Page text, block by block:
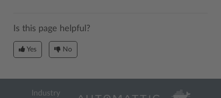
Is this page helpful?
Yes No
Industry